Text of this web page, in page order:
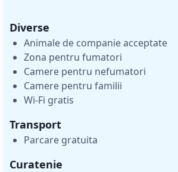
Diverse
Animale de companie acceptate
Zona pentru fumatori
Camere pentru nefumatori
Camere pentru familii
Wi-Fi gratis
Transport
Parcare gratuita
Curatenie